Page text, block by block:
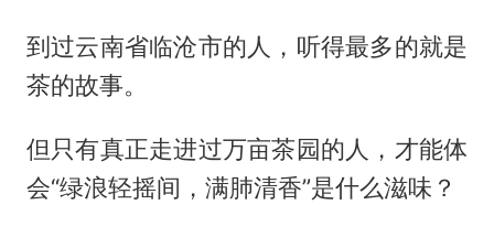
到过云南省临沧市的人，听得最多的就是
茶的故事。
但只有真正走进过万亩茶园的人，才能体
会“绿浪轻摇间，满肺清香”是什么滋味？